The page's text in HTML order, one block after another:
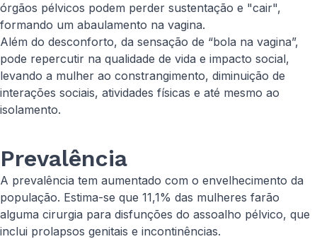
órgãos pélvicos podem perder sustentação e "cair",
formando um abaulamento na vagina.
Além do desconforto, da sensação de “bola na vagina”,
pode repercutir na qualidade de vida e impacto social,
levando a mulher ao constrangimento, diminuição de
interações sociais, atividades físicas e até mesmo ao
isolamento.
Prevalência
A prevalência tem aumentado com o envelhecimento da
população. Estima-se que 11,1% das mulheres farão
alguma cirurgia para disfunções do assoalho pélvico, que
inclui prolapsos genitais e incontinências.